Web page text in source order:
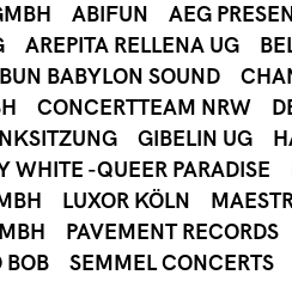
ABIFUN AEG
AREPITA RELLENA UG
BUN BABYLON SOUND
CONCERTTEAM NRW
GIBELIN UG
WHITE -QUEER PARADISE
LUXOR KÖLN
PAVEMENT RECORDS
BOB SEMMEL CONCERTS